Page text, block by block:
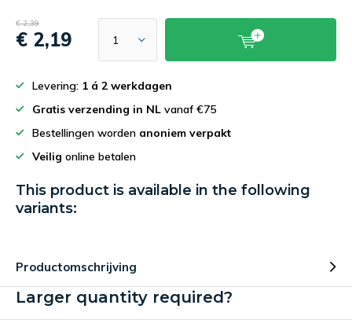
€ 2,39
€ 2,19
Levering: 1 á 2 werkdagen
Gratis verzending in NL vanaf €75
Bestellingen worden anoniem verpakt
Veilig online betalen
This product is available in the following
variants:
Productomschrijving
Larger quantity required?